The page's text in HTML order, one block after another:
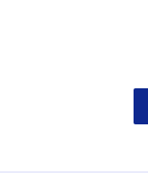
Vzdělání